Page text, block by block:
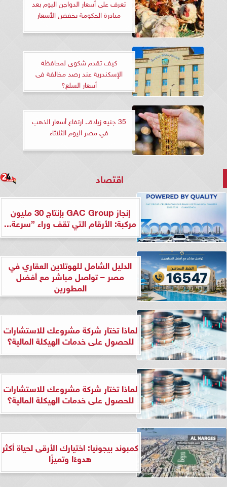
تعرف على أسعار‫ الدواجن اليوم بعد
مبادرة الحكومة بخفض الأسعار
كيف تقدم شكوى لمحافظة
الإسكندرية عند رصد مخالفة فى
أسعار السلع؟
35 جنيه زيادة.. ارتفاع أسعار الذهب
في مصر اليوم الثلاثاء
اقتصاد
إنجاز GAC Group بإنتاج 30 مليون
مركبة: الأرقام التي تقف وراء ”سرعة...
الدليل الشامل للهوتلاين العقاري في
مصر – تواصل مباشر مع أفضل
المطورين
لماذا تختار شركة مشروعك للاستشارات
للحصول على خدمات الهيكلة المالية؟
لماذا تختار شركة مشروعك للاستشارات
للحصول على خدمات الهيكلة المالية؟
كمبوند بيجونيا: اختيارك الأرقى لحياة أكثر
هدوءًا وتميزًا